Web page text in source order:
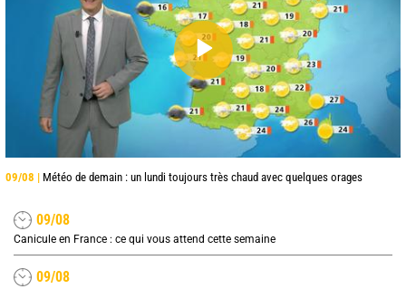
09/08 | Météo de demain : un lundi toujours très chaud avec quelques orages
09/08
Canicule en France : ce qui vous attend cette semaine
09/08